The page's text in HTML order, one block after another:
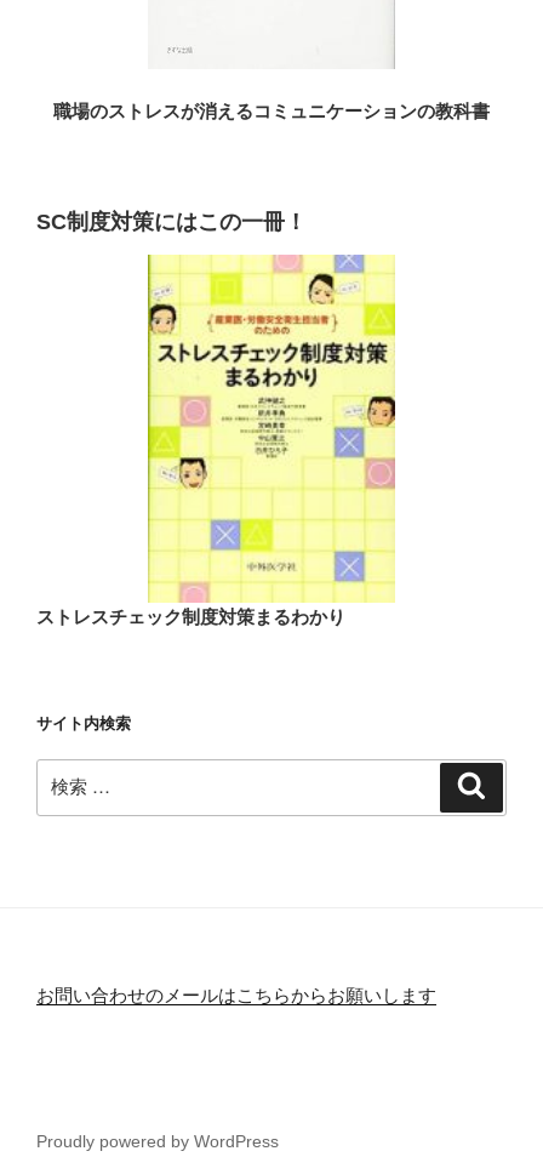
職場のストレスが消えるコミュニケーションの教科書
SC制度対策にはこの一冊！
ストレスチェック制度対策まるわかり
サイト内検索
検
索:
お問い合わせのメールはこちらからお願いします
Proudly powered by WordPress